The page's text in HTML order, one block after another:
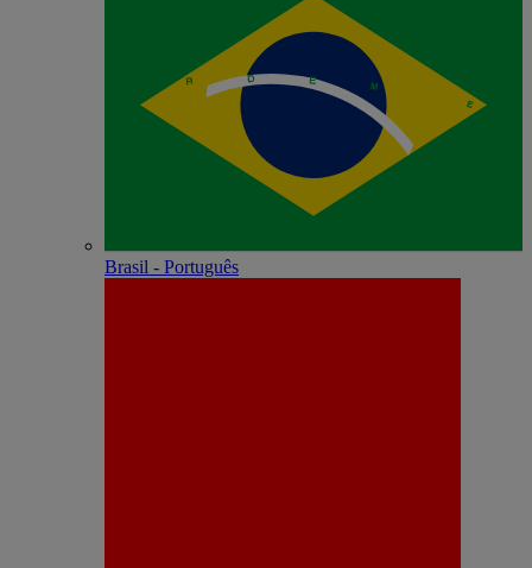
Brasil - Português